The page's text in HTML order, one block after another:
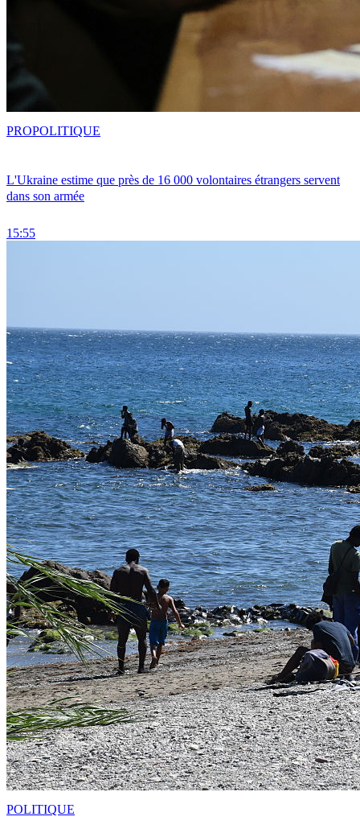
L'Ukraine estime que près de 16 000 volontaires étrangers servent
dans son armée
15:55
PROPOLITIQUE
POLITIQUE